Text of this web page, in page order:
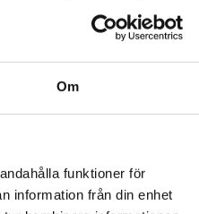
Om
funktioner för
information från din enhet
747 krinkl. moms
Exkl. moms: 705 kr